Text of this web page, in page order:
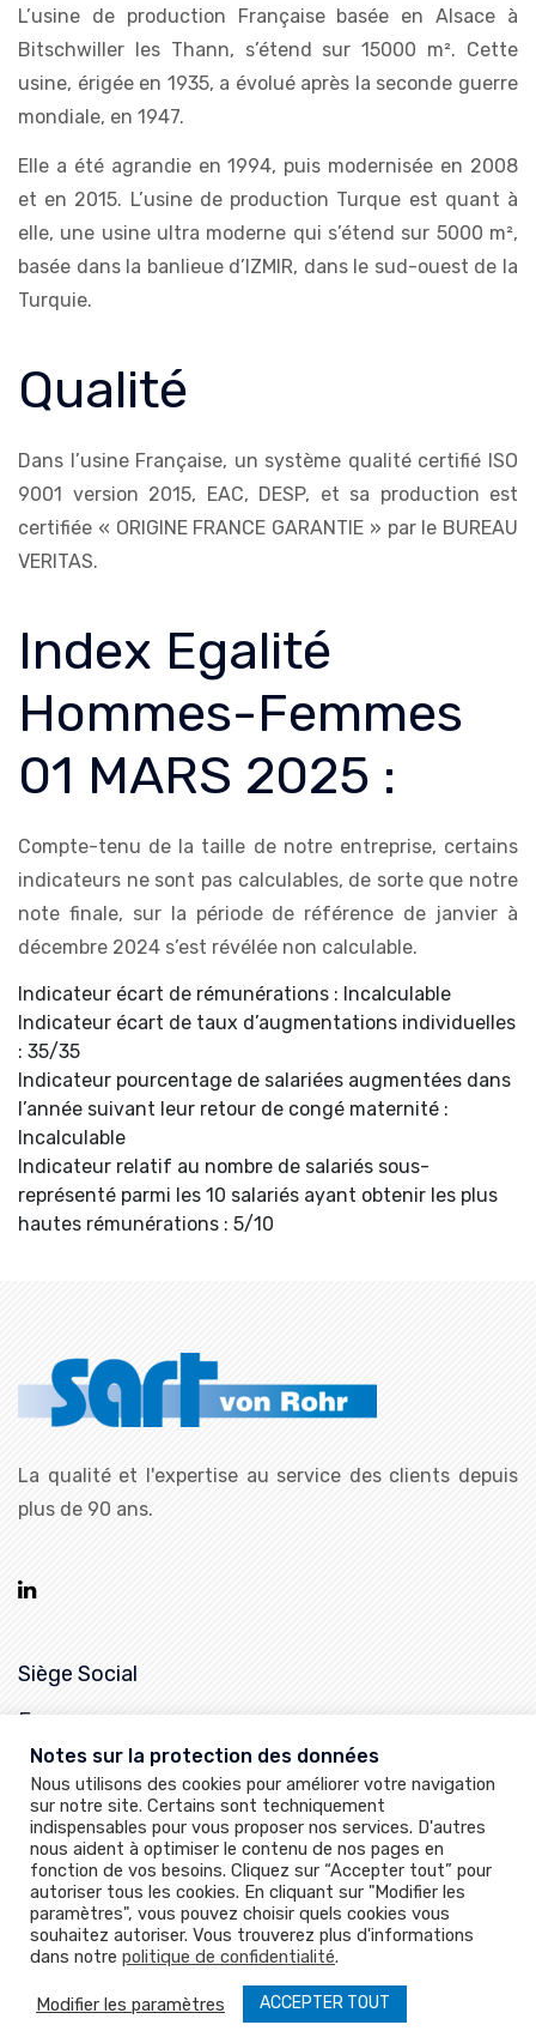
L’usine de production Française basée en Alsace à
Bitschwiller les Thann, s’étend sur 15000 m². Cette
usine, érigée en 1935, a évolué après la seconde guerre
mondiale, en 1947.
Elle a été agrandie en 1994, puis modernisée en 2008
et en 2015. L’usine de production Turque est quant à
elle, une usine ultra moderne qui s’étend sur 5000 m²,
basée dans la banlieue d’IZMIR, dans le sud-ouest de la
Turquie.
Qualité
Dans l’usine Française, un système qualité certifié ISO
9001 version 2015, EAC, DESP, et sa production est
certifiée « ORIGINE FRANCE GARANTIE » par le BUREAU
VERITAS.
Index Egalité
Hommes-Femmes
01 MARS 2025 :
Compte-tenu de la taille de notre entreprise, certains
indicateurs ne sont pas calculables, de sorte que notre
note finale, sur la période de référence de janvier à
décembre 2024 s’est révélée non calculable.
Indicateur écart de rémunérations : Incalculable
Indicateur écart de taux d’augmentations individuelles
: 35/35
Indicateur pourcentage de salariées augmentées dans
l’année suivant leur retour de congé maternité :
Incalculable
Indicateur relatif au nombre de salariés sous-
représenté parmi les 10 salariés ayant obtenir les plus
hautes rémunérations : 5/10
La qualité et l'expertise au service des clients depuis
plus de 90 ans.
Siège Social
France
25, rue de la Chapelle,
68620 Bitschwiller-les-Thann
+33 (0)3 89 37 79 50
sartventes@sart-von-rohr.fr
©2026 Sart von Rohr. Tous droits réservés |
Vie privée|
Notes sur la protection des données
Nous utilisons des cookies pour améliorer votre navigation
sur notre site. Certains sont techniquement
indispensables pour vous proposer nos services. D'autres
nous aident à optimiser le contenu de nos pages en
fonction de vos besoins. Cliquez sur “Accepter tout” pour
autoriser tous les cookies. En cliquant sur "Modifier les
paramètres", vous pouvez choisir quels cookies vous
souhaitez autoriser. Vous trouverez plus d'informations
dans notre politique de confidentialité.
Modifier les paramètres ACCEPTER TOUT